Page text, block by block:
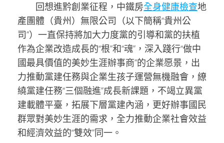
回想進黔創業征程，中鐵房全身健康檢查地
產團體（貴州）無限公司（以下簡稱“貴州公
司”）一直保持將加大力度黨的引導和黨的扶植
作為企業改造成長的“根”和“魂”，深入踐行“做中
國最具價值的美妙生涯辦事商”的企業愿景，出
力推動黨建任務與企業生孩子運營無機融會，繚
繞黨建任務“三個融進”成長新課題，不竭立異黨
建載體平臺，拓展下層黨建內涵，更好辦事國民
群眾對美妙生涯的需求，全力推動企業社會效益
和經濟效益的“雙效”同一。